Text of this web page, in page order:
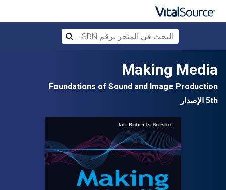
Making Media
Foundations of Sound and Image Production
5th الإصدار